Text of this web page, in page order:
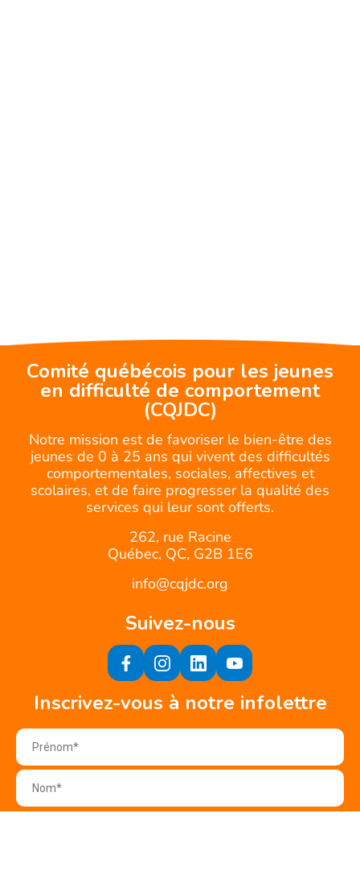
Comité québécois pour les jeunes
en difficulté de comportement
(CQJDC)
Notre mission est de favoriser le bien-être des
jeunes de 0 à 25 ans qui vivent des difficultés
comportementales, sociales, affectives et
scolaires, et de faire progresser la qualité des
services qui leur sont offerts.
262, rue Racine
Québec, QC, G2B 1E6
info@cqjdc.org
Suivez-nous
Inscrivez-vous à notre infolettre